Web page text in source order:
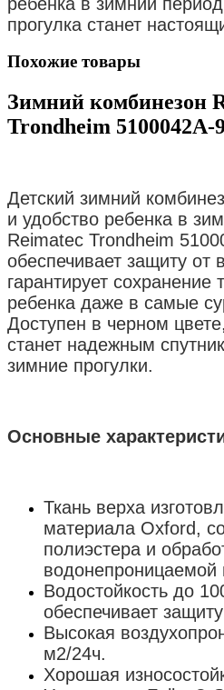
прогулка станет
Похожие товары
Зимний комбинезон
Trondheim 5100042A-
Детский зимний
и удобство ребенка в
Reimatec Trondheim
обеспечивает защиту от
гарантирует сохранение
ребенка даже в самые
Доступен в черном
станет надежным
зимние прогулки.
Основные
Ткань верха
материала Oxford,
полиэстера и
водонепроницаемой
Водостойкость до
обеспечивает
Высокая
м2/24ч.
Хорошая